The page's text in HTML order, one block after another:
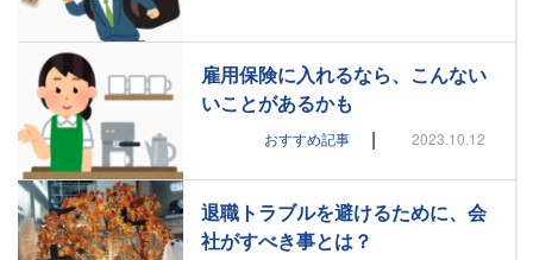
雇用保険に入れるなら、こんない
いことがあるかも
おすすめ記事 | 2023.10.12
退職トラブルを避けるために、会
社がすべき事とは？